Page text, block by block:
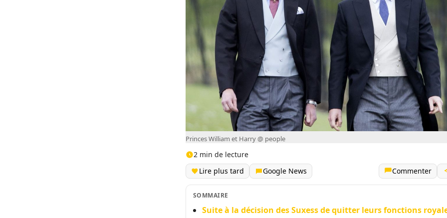
Princes William et Harry @ people
2 min de lecture
Lire plus tard
Google News Commenter
SOMMAIRE
Suite à la décision des Suxess de quitter leurs fonctions